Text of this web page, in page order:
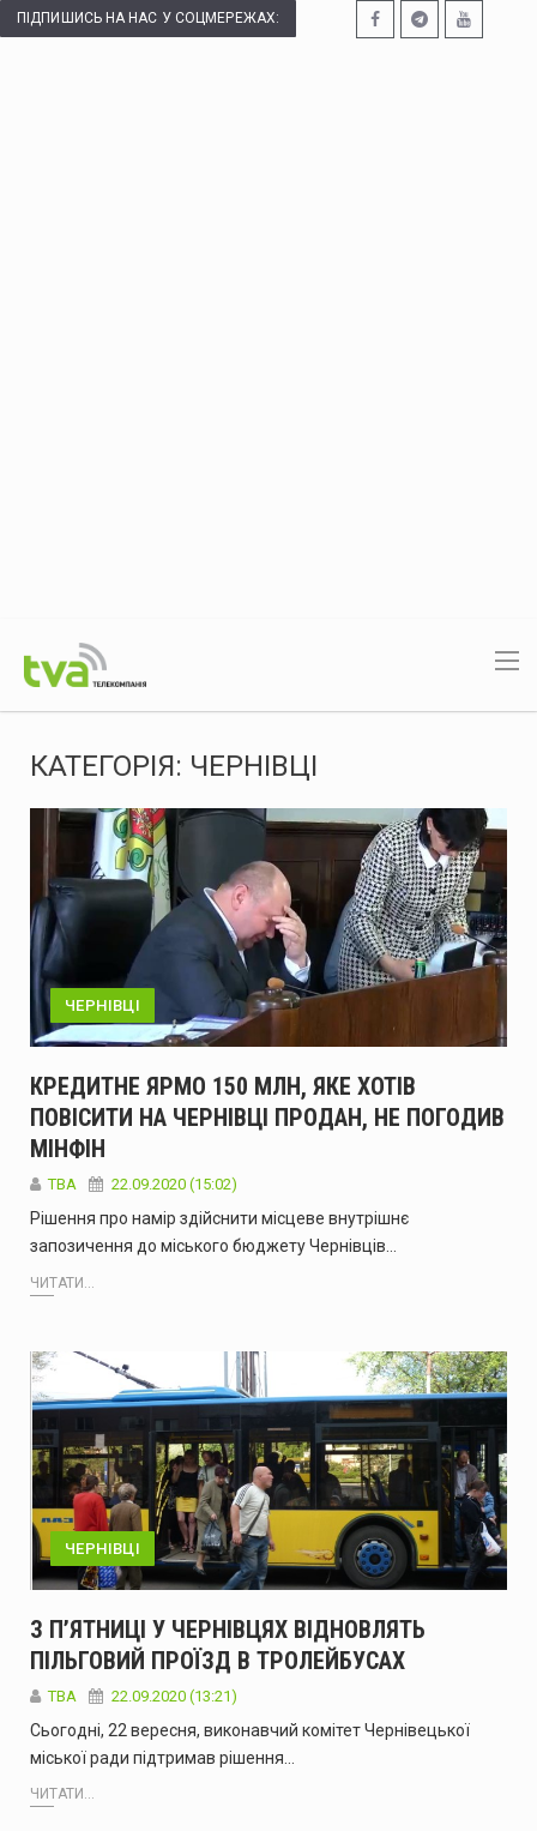
ПІДПИШИСЬ НА НАС У СОЦМЕРЕЖАХ:
КАТЕГОРІЯ: ЧЕРНІВЦІ
ЧЕРНІВЦІ
КРЕДИТНЕ ЯРМО 150 МЛН, ЯКЕ ХОТІВ
ПОВІСИТИ НА ЧЕРНІВЦІ ПРОДАН, НЕ ПОГОДИВ
МІНФІН
TBA 22.09.2020 (15:02)
Рішення про намір здійснити місцеве внутрішнє
запозичення до міського бюджету Чернівців…
ЧИТАТИ...
ЧЕРНІВЦІ
З П’ЯТНИЦІ У ЧЕРНІВЦЯХ ВІДНОВЛЯТЬ
ПІЛЬГОВИЙ ПРОЇЗД В ТРОЛЕЙБУСАХ
TBA 22.09.2020 (13:21)
Сьогодні, 22 вересня, виконавчий комітет Чернівецької
міської ради підтримав рішення…
ЧИТАТИ...